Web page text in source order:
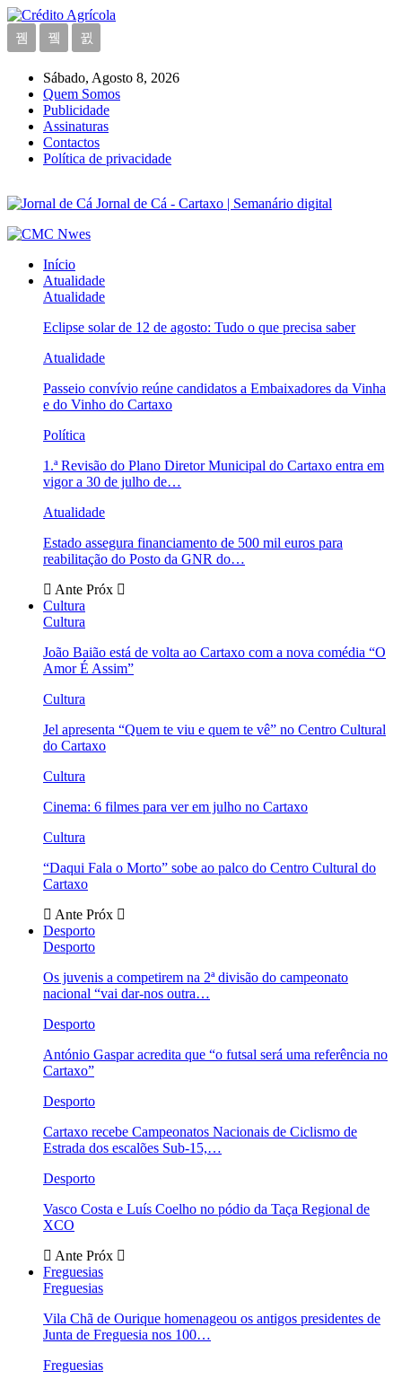
Sábado, Agosto 8, 2026
Quem Somos
Publicidade
Assinaturas
Contactos
Política de privacidade
Jornal de Cá - Cartaxo | Semanário digital
Início
Atualidade
Atualidade
Eclipse solar de 12 de agosto: Tudo o que precisa saber
Atualidade
Passeio convívio reúne candidatos a Embaixadores da Vinha
e do Vinho do Cartaxo
Política
1.ª Revisão do Plano Diretor Municipal do Cartaxo entra em
vigor a 30 de julho de…
Atualidade
Estado assegura financiamento de 500 mil euros para
reabilitação do Posto da GNR do…
Ante Próx
Cultura
Cultura
João Baião está de volta ao Cartaxo com a nova comédia “O
Amor É Assim”
Cultura
Jel apresenta “Quem te viu e quem te vê” no Centro Cultural
do Cartaxo
Cultura
Cinema: 6 filmes para ver em julho no Cartaxo
Cultura
“Daqui Fala o Morto” sobe ao palco do Centro Cultural do
Cartaxo
Ante Próx
Desporto
Desporto
Os juvenis a competirem na 2ª divisão do campeonato
nacional “vai dar-nos outra…
Desporto
António Gaspar acredita que “o futsal será uma referência no
Cartaxo”
Desporto
Cartaxo recebe Campeonatos Nacionais de Ciclismo de
Estrada dos escalões Sub-15,…
Desporto
Vasco Costa e Luís Coelho no pódio da Taça Regional de
XCO
Ante Próx
Freguesias
Freguesias
Vila Chã de Ourique homenageou os antigos presidentes de
Junta de Freguesia nos 100…
Freguesias